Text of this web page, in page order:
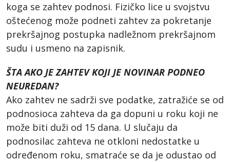
koga se zahtev podnosi. Fizičko lice u svojstvu
oštećenog može podneti zahtev za pokretanje
prekršajnog postupka nadležnom prekršajnom
sudu i usmeno na zapisnik.
ŠTA AKO JE ZAHTEV KOJI JE NOVINAR PODNEO
NEUREDAN?
Ako zahtev ne sadrži sve podatke, zatražiće se od
podnosioca zahteva da ga dopuni u roku koji ne
može biti duži od 15 dana. U slučaju da
podnosilac zahteva ne otkloni nedostatke u
određenom roku, smatraće se da je odustao od